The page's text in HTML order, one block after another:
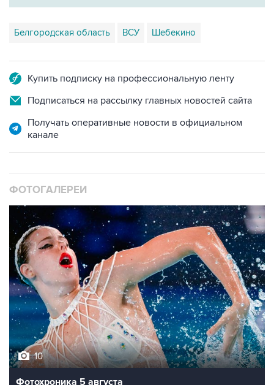
Белгородская область ВСУ Шебекино
Купить подписку на профессиональную ленту
Подписаться на рассылку главных новостей сайта
Получать оперативные новости в официальном
канале
ФОТОГАЛЕРЕИ
10
Фотохроника 5 августа